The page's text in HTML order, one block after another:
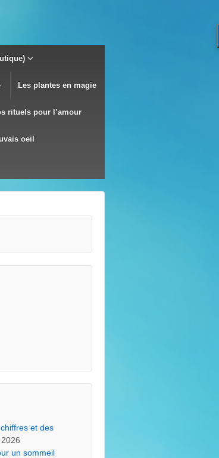
Les plantes en magie
rituels pour l’amour
oeil
et des
un sommeil